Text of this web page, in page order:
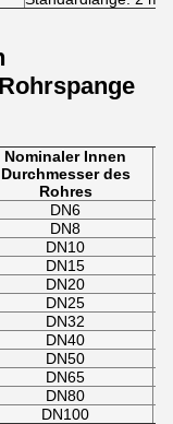
Nominaler Innen
Durchmesser des
Rohres
DN6
DN8
DN10
DN15
DN20
DN25
DN32
DN40
DN50
DN65
DN80
DN100